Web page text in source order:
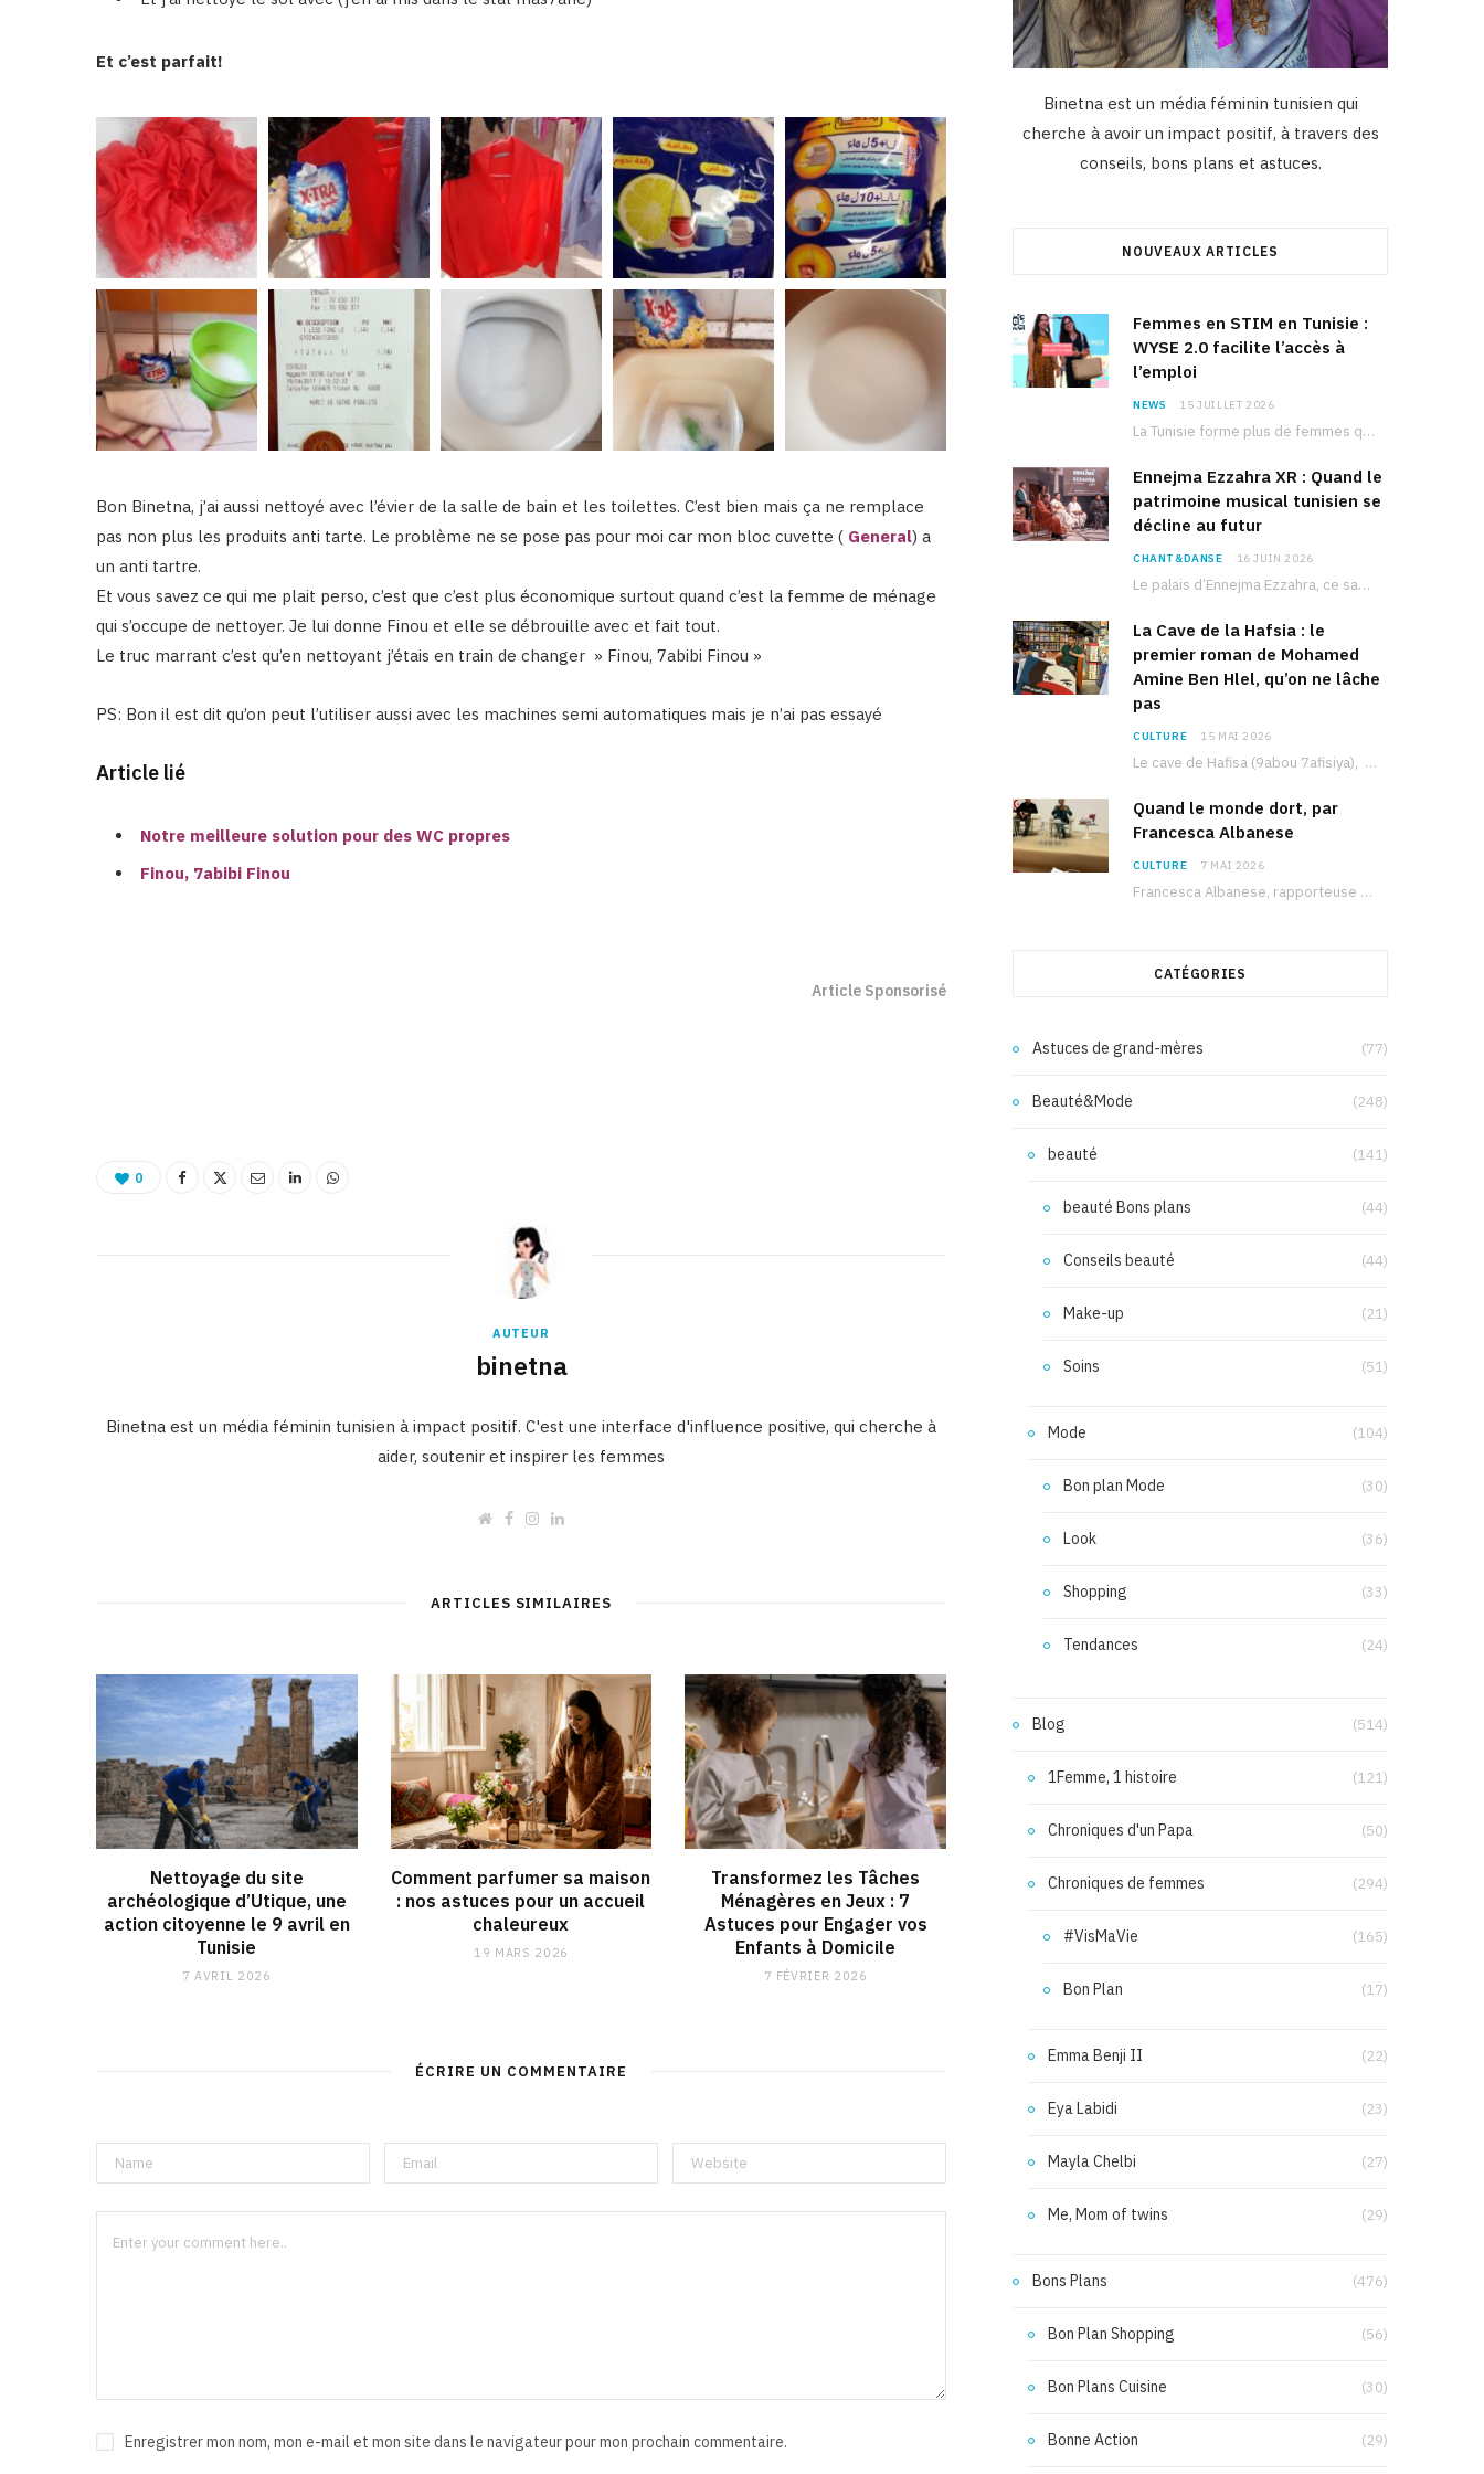
Et c’est parfait!
Bon Binetna, j’ai aussi nettoyé avec l’évier de la salle de bain et les toilettes. C’est bien mais ça ne remplace
pas non plus les produits anti tarte. Le problème ne se pose pas pour moi car mon bloc cuvette ( General) a
un anti tartre.
Et vous savez ce qui me plait perso, c’est que c’est plus économique surtout quand c’est la femme de ménage
qui s’occupe de nettoyer. Je lui donne Finou et elle se débrouille avec et fait tout.
Le truc marrant c’est qu’en nettoyant j’étais en train de changer » Finou, 7abibi Finou »
PS: Bon il est dit qu’on peut l’utiliser aussi avec les machines semi automatiques mais je n’ai pas essayé
Article lié
Notre meilleure solution pour des WC propres
Finou, 7abibi Finou
Article Sponsorisé
0
AUTEUR
binetna
Binetna est un média féminin tunisien à impact positif. C'est une interface d'influence positive, qui cherche à
aider, soutenir et inspirer les femmes
W
t
e
F
o
o
I
g
r
L
d
I
ARTICLES SIMILAIRES
Nettoyage du site
archéologique d’Utique, une
action citoyenne le 9 avril en
Tunisie
7 AVRIL 2026
Comment parfumer sa maison
: nos astuces pour un accueil
chaleureux
19 MARS 2026
Transformez les Tâches
Ménagères en Jeux : 7
Astuces pour Engager vos
Enfants à Domicile
7 FÉVRIER 2026
ÉCRIRE UN COMMENTAIRE
Enregistrer mon nom, mon e-mail et mon site dans le navigateur pour mon prochain commentaire.
Binetna est un média féminin tunisien qui
cherche à avoir un impact positif, à travers des
conseils, bons plans et astuces.
NOUVEAUX ARTICLES
Femmes en STIM en Tunisie :
WYSE 2.0 facilite l’accès à
l’emploi
NEWS 15 JUILLET 2026
La Tunisie forme plus de femmes que d’hommes dans les filières scientifiques. Pourtant, pour beaucoup…
Ennejma Ezzahra XR : Quand le
patrimoine musical tunisien se
décline au futur
CHANT&DANSE 16 JUIN 2026
Le palais d’Ennejma Ezzahra, ce sanctuaire de la musique tunisienne et méditerranéenne construit par le…
La Cave de la Hafsia : le
premier roman de Mohamed
Amine Ben Hlel, qu’on ne lâche
pas
CULTURE 15 MAI 2026
Le cave de Hafisa (9abou 7afisiya), premier roman du journaliste tunisien Mohamed Amine Ben Hlel,…
Quand le monde dort, par
Francesca Albanese
CULTURE 7 MAI 2026
Francesca Albanese, rapporteuse spéciale de l’ONU sur les territoires palestiniens occupés, était à Tunis pour…
CATÉGORIES
Astuces de grand-mères (77)
Beauté&Mode (248)
beauté (141)
beauté Bons plans (44)
Conseils beauté (44)
Make-up (21)
Soins (51)
Mode (104)
Bon plan Mode (30)
Look (36)
Shopping (33)
Tendances (24)
Blog (514)
1Femme, 1 histoire (121)
Chroniques d'un Papa (50)
Chroniques de femmes (294)
#VisMaVie (165)
Bon Plan (17)
Emma Benji II (22)
Eya Labidi (23)
Mayla Chelbi (27)
Me, Mom of twins (29)
Bons Plans (476)
Bon Plan Shopping (56)
Bon Plans Cuisine (30)
Bonne Action (29)